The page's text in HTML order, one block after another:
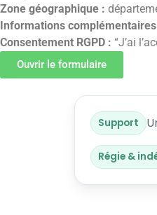
Zone géographique :
Informations complémentaires
Consentement RGPD : “J’ai
Ouvrir le formulaire
Support
Régie &